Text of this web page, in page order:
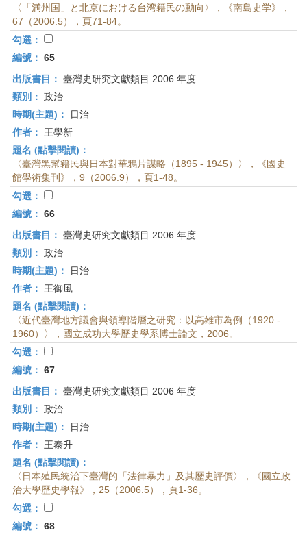
〈「満州国」と北京における台湾籍民の動向〉，《南島史学》，
67（2006.5），頁71-84。
勾選：
編號： 65
出版書目： 臺灣史研究文獻類目 2006 年度
類別： 政治
時期(主題)：
日治
作者：
王學新
題名 (點擊閱讀)：
〈臺灣黑幫籍民與日本對華鴉片謀略（1895 - 1945）〉，《國史
館學術集刊》，9（2006.9），頁1-48。
勾選：
編號： 66
出版書目： 臺灣史研究文獻類目 2006 年度
類別： 政治
時期(主題)：
日治
作者：
王御風
題名 (點擊閱讀)：
〈近代臺灣地方議會與領導階層之研究：以高雄市為例（1920 -
1960）〉，國立成功大學歷史學系博士論文，2006。
勾選：
編號： 67
出版書目： 臺灣史研究文獻類目 2006 年度
類別： 政治
時期(主題)：
日治
作者：
王泰升
題名 (點擊閱讀)：
〈日本殖民統治下臺灣的「法律暴力」及其歷史評價〉，《國立政
治大學歷史學報》，25（2006.5），頁1-36。
勾選：
編號： 68